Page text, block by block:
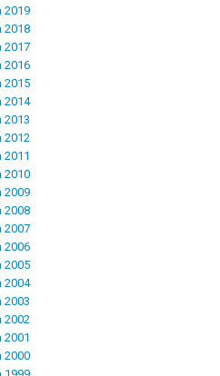
2019
2018
2017
2016
2015
2014
2013
2012
2011
2010
2009
2008
2007
2006
2005
2004
2003
2002
2001
2000